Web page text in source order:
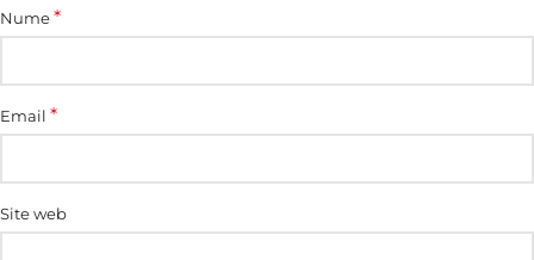
Nume*
Email *
Site web